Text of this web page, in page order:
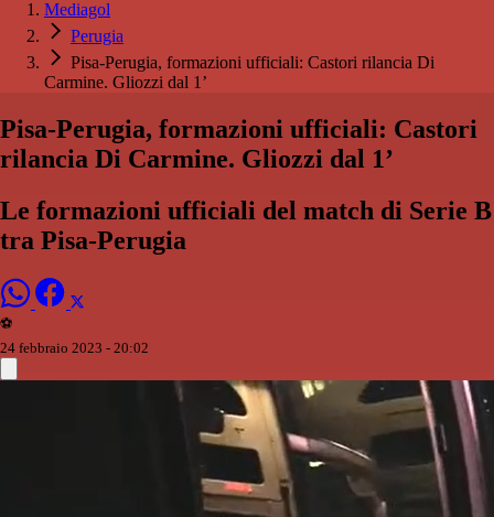
Mediagol
Perugia
Pisa-Perugia, formazioni ufficiali: Castori rilancia Di
Carmine. Gliozzi dal 1’
Pisa-Perugia, formazioni ufficiali: Castori
rilancia Di Carmine. Gliozzi dal 1’
Le formazioni ufficiali del match di Serie B
tra Pisa-Perugia
⚽️
24 febbraio 2023 - 20:02